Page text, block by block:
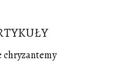
chryzantemy